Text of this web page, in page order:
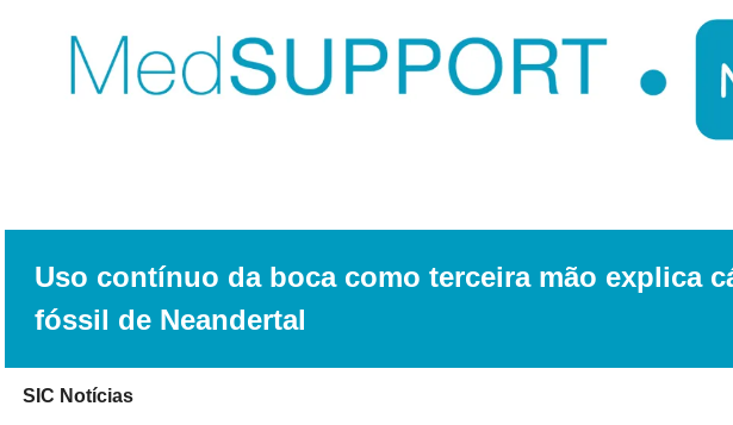
Uso contínuo da boca como terceira mão explica
fóssil de Neandertal
SIC Notícias